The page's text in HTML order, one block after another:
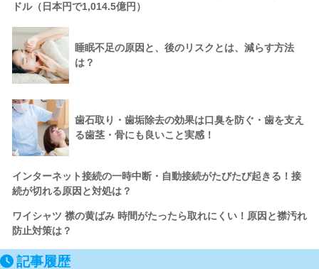
ドル（日本円で1,014.5億円）
睡眠不足の原因と、後のリスクとは、減らす方法
は？
歯石取り・歯垢除去の効果は口臭を防ぐ・歯を支え
る歯茎・骨にも良いこと実感！
インターネット接続の一時中断・自動接続がたびたび起きる！接
続が切れる原因と対処は？
ワイシャツ 襟の黄ばみ 時間がたったら取れにくい！原因と襟汚れ
防止対策は？
記事履歴